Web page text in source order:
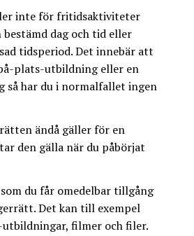
inte för fritidsaktiviteter
dag och tid eller
tidsperiod. Det innebär att
plats-utbildning eller en
så har du i normalfallet ingen
ändå gäller för en
den gälla när du påbörjat
du får omedelbar tillgång
Det kan till exempel
filmer och filer.